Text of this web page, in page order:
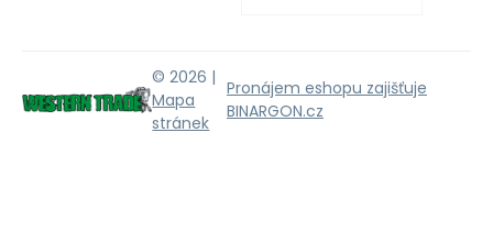
© 2026 |
Mapa
stránek
Pronájem eshopu zajišťuje
BINARGON.cz